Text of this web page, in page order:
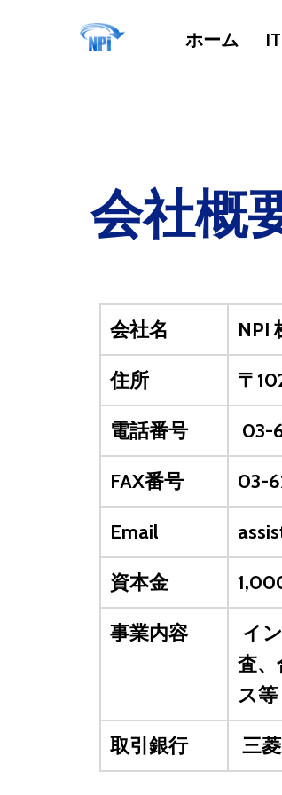
ホーム
会社概
会社名 NPI
住所 〒
電話番号 03-
FAX番号 03-
Email
資本金
事業内容
イ
査
ス等
取引銀行 三